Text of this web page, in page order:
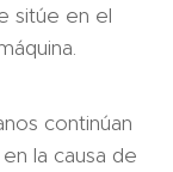
sitúe en el
continúan
la causa de